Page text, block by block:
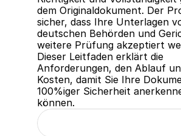
dem Originaldokument. Der
sicher, dass Ihre Unterlagen
deutschen Behörden und
weitere Prüfung akzeptiert
Dieser Leitfaden erklärt die
Anforderungen, den Ablauf
Kosten, damit Sie Ihre
100%iger Sicherheit
können.